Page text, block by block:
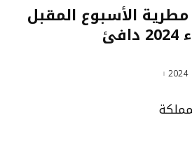
مطرية الأسبوع المقبل